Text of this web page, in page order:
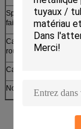
Spécification du
faisceau:
Capacité de
roulement:
Caractéristique:
Nous acceptons l'OEM.